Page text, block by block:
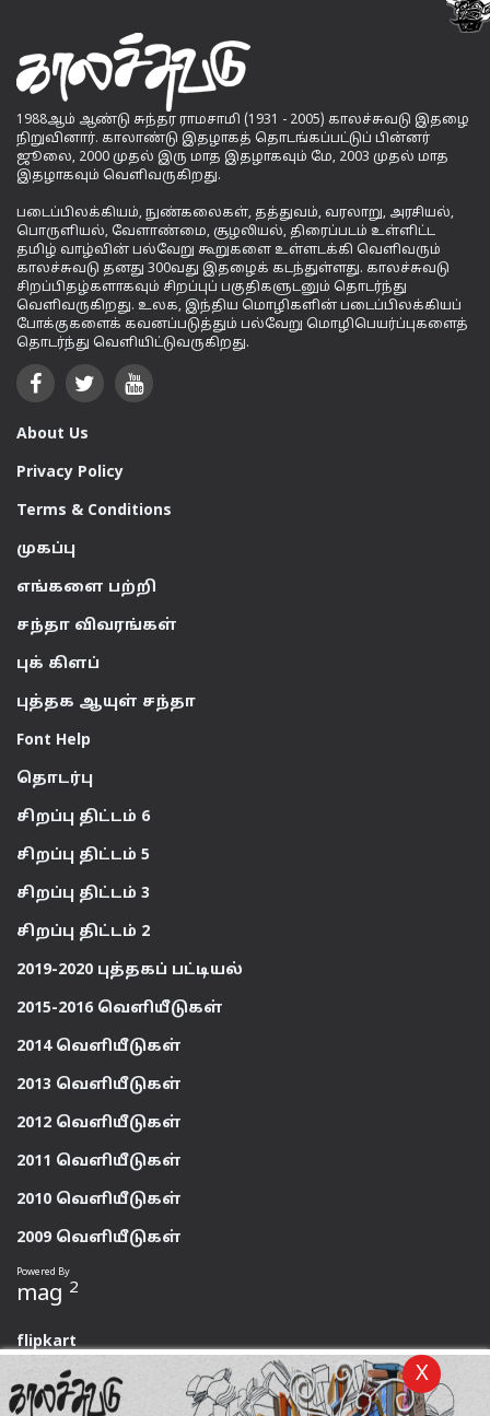
X
1988ஆம் ஆண்டு சுந்தர ராமசாமி (1931 - 2005) காலச்சுவடு இதழை
நிறுவினார். காலாண்டு இதழாகத் தொடங்கப்பட்டுப் பின்னர்
ஜூலை, 2000 முதல் இரு மாத இதழாகவும் மே, 2003 முதல் மாத
இதழாகவும் வெளிவருகிறது.
படைப்பிலக்கியம், நுண்கலைகள், தத்துவம், வரலாறு, அரசியல்,
பொருளியல், வேளாண்மை, சூழலியல், திரைப்படம் உள்ளிட்ட
தமிழ் வாழ்வின் பல்வேறு கூறுகளை உள்ளடக்கி வெளிவரும்
காலச்சுவடு தனது 300வது இதழைக் கடந்துள்ளது. காலச்சுவடு
சிறப்பிதழ்களாகவும் சிறப்புப் பகுதிகளுடனும் தொடர்ந்து
வெளிவருகிறது. உலக, இந்திய மொழிகளின் படைப்பிலக்கியப்
போக்குகளைக் கவனப்படுத்தும் பல்வேறு மொழிபெயர்ப்புகளைத்
தொடர்ந்து வெளியிட்டுவருகிறது.
About Us
Privacy Policy
Terms & Conditions
முகப்பு
எங்களை பற்றி
சந்தா விவரங்கள்
புக் கிளப்
புத்தக ஆயுள் சந்தா
Font Help
தொடர்பு
சிறப்பு திட்டம் 6
சிறப்பு திட்டம் 5
சிறப்பு திட்டம் 3
சிறப்பு திட்டம் 2
2019-2020 புத்தகப் பட்டியல்
2015-2016 வெளியீடுகள்
2014 வெளியீடுகள்
2013 வெளியீடுகள்
2012 வெளியீடுகள்
2011 வெளியீடுகள்
2010 வெளியீடுகள்
2009 வெளியீடுகள்
Powered By
mag 2
flipkart
magzter